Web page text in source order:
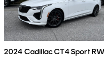
2024 Cadillac CT4 Sport